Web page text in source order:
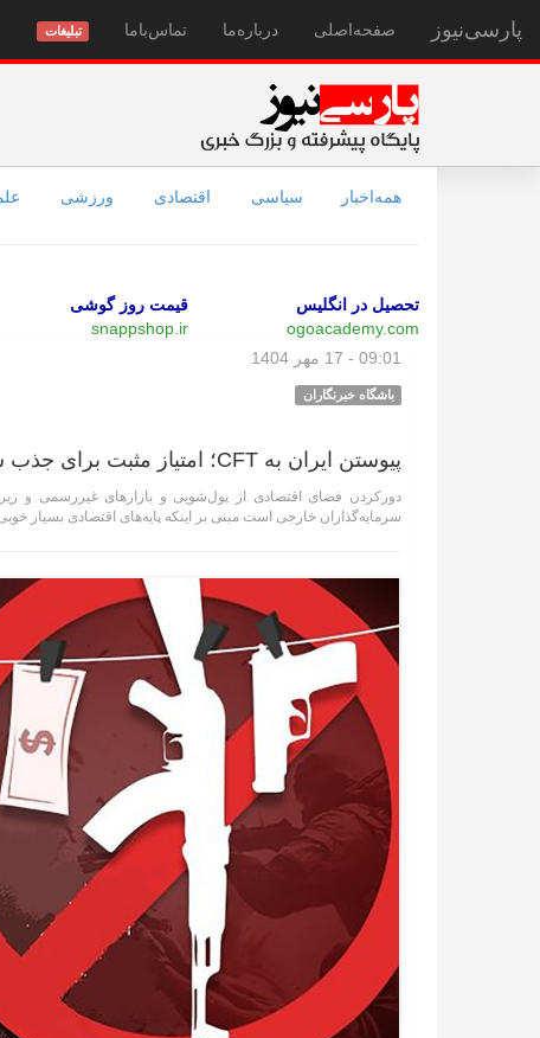
پارسی‌نیوز صفحه‌اصلی درباره‌ما تماس‌با‌ما تبلیغات
همه‌اخبار سیاسی اقتصادی ورزشی
تحصیل در انگلیس
ogoacademy.com
قیمت روز گوشی
snappshop.ir
09:01 - 17 مهر 1404
باشگاه خبرنگاران
پیوستن ایران به CFT؛ امتیاز مثبت برای جذب سرمایه‌گذار خارجی
دورکردن فضای اقتصادی از پول‌شویی و بازار‌های غیررسمی و
سرمایه‌گذاران خارجی است مبنی بر اینکه پایه‌های اقتصادی بسیار